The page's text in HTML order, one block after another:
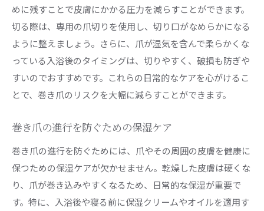
成功例から学ぶ巻き爪ケアの秘訣
セルフケア成功者の声とその工夫
実践者からのアドバイスと注意点
成功事例に基づくセルフケア方法
巻き爪改善に成功した人の体験談
めに残すことで皮膚にかかる圧力を減らすことができます。
切る際は、専用の爪切りを使用し、切り口がなめらかになる
ように整えましょう。さらに、爪が湿気を含んで柔らかくな
っている入浴後のタイミングは、切りやすく、破損も防ぎや
すいのでおすすめです。これらの日常的なケアを心がけるこ
とで、巻き爪のリスクを大幅に減らすことができます。
巻き爪の進行を防ぐための保湿ケア
巻き爪の進行を防ぐためには、爪やその周囲の皮膚を健康に
保つための保湿ケアが欠かせません。乾燥した皮膚は硬くな
り、爪が巻き込みやすくなるため、日常的な保湿が重要で
す。特に、入浴後や寝る前に保湿クリームやオイルを適用す